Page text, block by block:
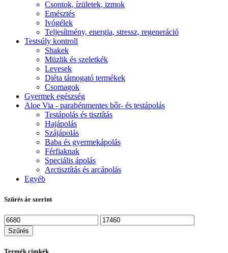
Csontok, ízületek, izmok
Emésztés
Ivógélek
Teljesítmény, energia, stressz, regeneráció
Testsúly kontroll
Shakek
Müzlik és szeletkék
Levesek
Diéta támogató termékek
Csomagok
Gyermek egészség
Aloe Via - parabénmentes bőr- és testápolás
Testápolás és tisztítás
Hajápolás
Szájápolás
Baba és gyermekápolás
Férfiaknak
Speciális ápolás
Arctisztítás és arcápolás
Egyéb
Szűrés ár szerint
Min
ár
Max
ár
Szűrés
Termék címkék